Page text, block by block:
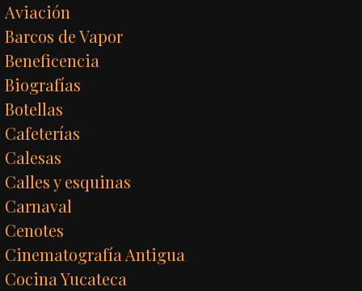
Aviación
Barcos de Vapor
Beneficencia
Biografías
Botellas
Cafeterías
Calesas
Calles y esquinas
Carnaval
Cenotes
Cinematografía Antigua
Cocina Yucateca